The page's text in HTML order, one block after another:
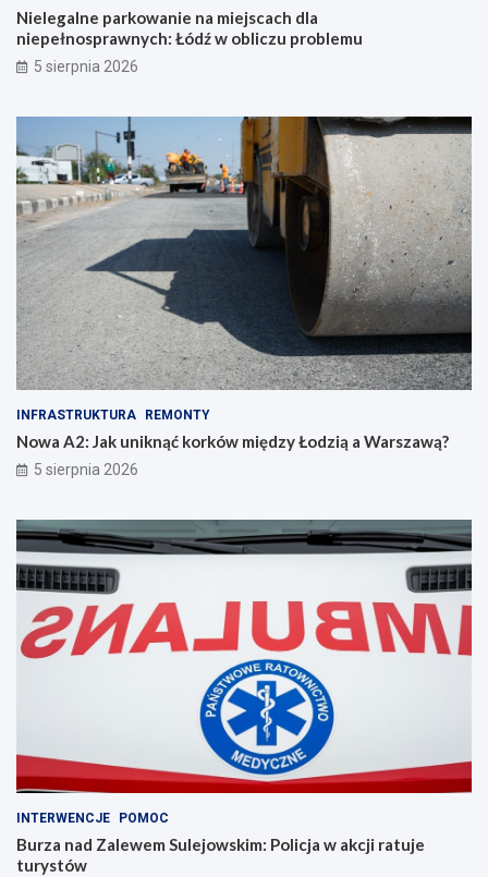
Nielegalne parkowanie na miejscach dla
niepełnosprawnych: Łódź w obliczu problemu
5 sierpnia 2026
INFRASTRUKTURA REMONTY
Nowa A2: Jak uniknąć korków między Łodzią a Warszawą?
5 sierpnia 2026
INTERWENCJE POMOC
Burza nad Zalewem Sulejowskim: Policja w akcji ratuje
turystów